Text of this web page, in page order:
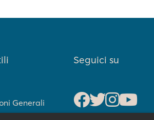
Generali
Seguici su